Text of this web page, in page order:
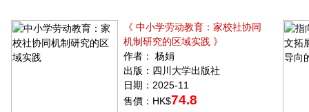
《 中小学劳动教育：家校社协同
机制研究的区域实践 》
作者： 杨娟
出版：四川大学出版社
日期：2025-11
售價：HK$74.8